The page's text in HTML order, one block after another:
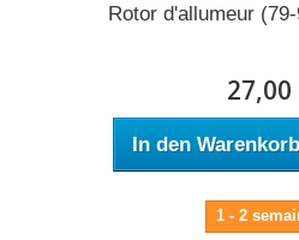
Rotor d'allumeur
27,00
In den Warenkorb
1 - 2